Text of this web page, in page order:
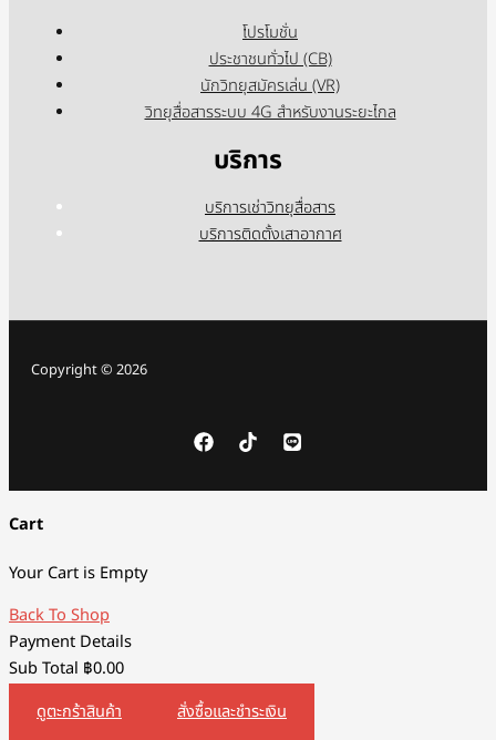
โปรโมชั่น
ประชาชนทั่วไป (CB)
นักวิทยุสมัครเล่น (VR)
วิทยุสื่อสารระบบ 4G สำหรับงานระยะไกล
บริการ
บริการเช่าวิทยุสื่อสาร
บริการติดตั้งเสาอากาศ
Copyright © 2026
Cart
Your Cart is Empty
Back To Shop
Payment Details
Sub Total ฿0.00
ดูตะกร้าสินค้า
สั่งซื้อและชำระเงิน